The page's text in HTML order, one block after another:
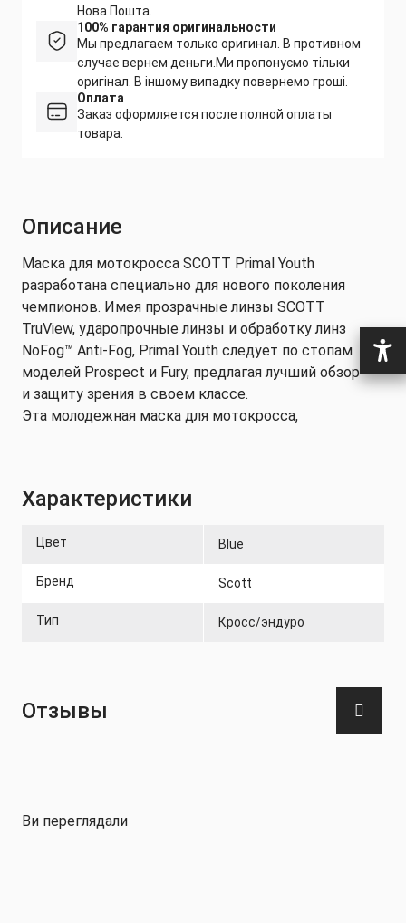
Нова Пошта.
100% гарантия оригинальности
Мы предлагаем только оригинал. В противном
случае вернем деньги. Ми пропонуємо тільки
оригінал. В іншому випадку повернемо гроші.
Оплата
Заказ оформляется после полной оплаты
товара.
Описание
Маска для мотокросса SCOTT Primal Youth
разработана специально для нового поколения
чемпионов. Имея прозрачные линзы SCOTT
TruView, ударопрочные линзы и обработку линз
NoFog™ Anti-Fog, Primal Youth следует по стопам
моделей Prospect и Fury, предлагая лучший обзор
и защиту зрения в своем классе.
Эта молодежная маска для мотокросса,
Характеристики
Цвет Blue
Бренд Scott
Тип Кросс/эндуро
Отзывы
Ви переглядали